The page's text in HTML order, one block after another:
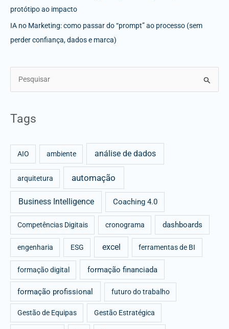
protótipo ao impacto
IA no Marketing: como passar do “prompt” ao processo (sem
perder confiança, dados e marca)
f
Tags
AIO ambiente análise de dados
arquitetura automação
Business Intelligence Coaching 4.0
Competências Digitais cronograma dashboards
engenharia ESG excel ferramentas de BI
formação digital formação financiada
formação profissional futuro do trabalho
Gestão de Equipas Gestão Estratégica